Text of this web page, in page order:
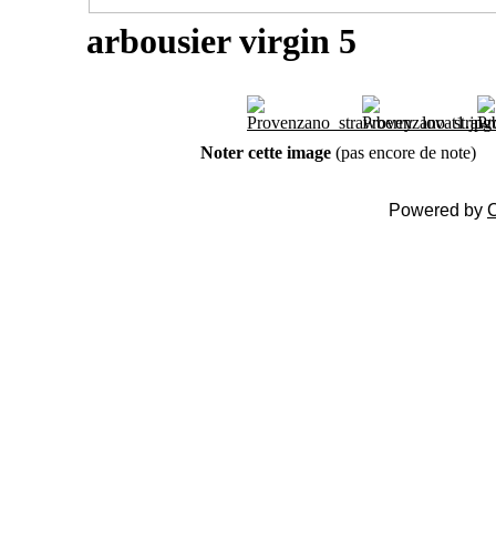
arbousier virgin 5
Noter cette image (pas encore de note)
Powered by